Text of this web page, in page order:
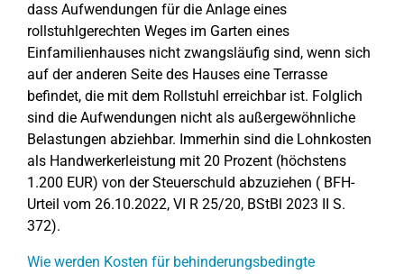
dass Aufwendungen für die Anlage eines
rollstuhlgerechten Weges im Garten eines
Einfamilienhauses nicht zwangsläufig sind, wenn sich
auf der anderen Seite des Hauses eine Terrasse
befindet, die mit dem Rollstuhl erreichbar ist. Folglich
sind die Aufwendungen nicht als außergewöhnliche
Belastungen abziehbar. Immerhin sind die Lohnkosten
als Handwerkerleistung mit 20 Prozent (höchstens
1.200 EUR) von der Steuerschuld abzuziehen ( BFH-
Urteil vom 26.10.2022, VI R 25/20, BStBl 2023 II S.
372).
Wie werden Kosten für behinderungsbedingte